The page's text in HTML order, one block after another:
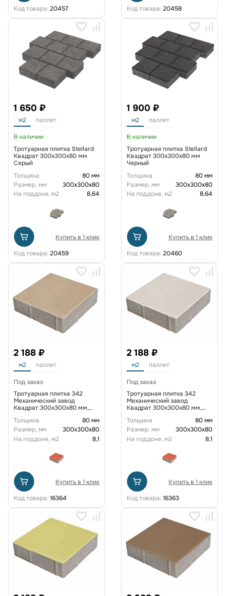
Код товара: 20457
Код товара: 20458
1 650 ₽
м2 паллет
В наличии
Тротуарная плитка Stellard
Квадрат 300x300x80 мм
Серый
Толщина
80 мм
Размер, мм
300х300х80
На поддоне, м2
8,64
Купить в 1 клик
Код товара: 20459
1 900 ₽
м2 паллет
В наличии
Тротуарная плитка Stellard
Квадрат 300x300x80 мм
Черный
Толщина
80 мм
Размер, мм
300х300х80
На поддоне, м2
8,64
Купить в 1 клик
Код товара: 20460
2 188 ₽
м2 паллет
Под заказ
Тротуарная плитка 342
Механический завод
Квадрат 300х300х80 мм,
Толщина
80 мм
Размер, мм
300х300х80
На поддоне, м2
8,1
Купить в 1 клик
Код товара: 16364
2 188 ₽
м2 паллет
Под заказ
Тротуарная плитка 342
Механический завод
Квадрат 300х300х80 мм,
Толщина
80 мм
Размер, мм
300х300х80
На поддоне, м2
8,1
Купить в 1 клик
Код товара: 16363